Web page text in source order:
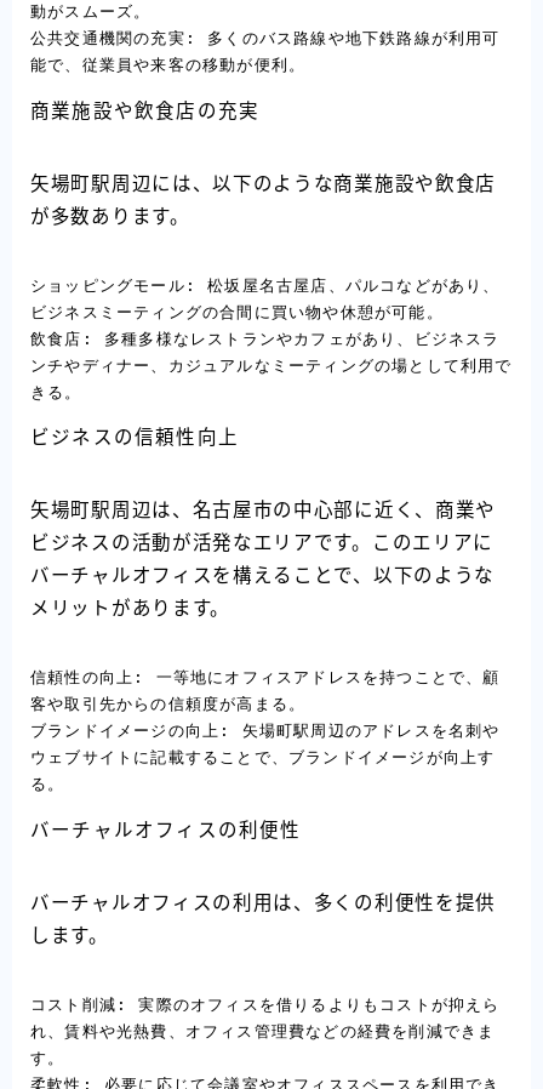
動がスムーズ。
公共交通機関の充実: 多くのバス路線や地下鉄路線が利用可
能で、従業員や来客の移動が便利。
商業施設や飲食店の充実
矢場町駅周辺には、以下のような商業施設や飲食店
が多数あります。
ショッピングモール: 松坂屋名古屋店、パルコなどがあり、
ビジネスミーティングの合間に買い物や休憩が可能。
飲食店: 多種多様なレストランやカフェがあり、ビジネスラ
ンチやディナー、カジュアルなミーティングの場として利用で
きる。
ビジネスの信頼性向上
矢場町駅周辺は、名古屋市の中心部に近く、商業や
ビジネスの活動が活発なエリアです。このエリアに
バーチャルオフィスを構えることで、以下のような
メリットがあります。
信頼性の向上: 一等地にオフィスアドレスを持つことで、顧
客や取引先からの信頼度が高まる。
ブランドイメージの向上: 矢場町駅周辺のアドレスを名刺や
ウェブサイトに記載することで、ブランドイメージが向上す
る。
バーチャルオフィスの利便性
バーチャルオフィスの利用は、多くの利便性を提供
します。
コスト削減: 実際のオフィスを借りるよりもコストが抑えら
れ、賃料や光熱費、オフィス管理費などの経費を削減できま
す。
柔軟性: 必要に応じて会議室やオフィススペースを利用でき